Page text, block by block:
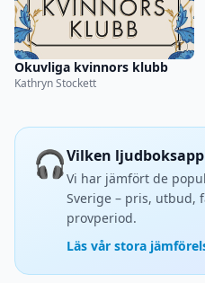
Okuvliga kvinnors klubb
Kathryn Stockett
🎧Vilken
Vi har jämfört de
Sverige – pris, utbud,
provperiod.
Läs vår stora